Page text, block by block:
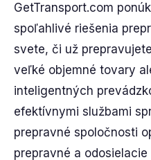
GetTransport.com
spoľahlivé riešenia
svete, či už
veľké objemné tovary
inteligentných
efektívnymi službami
prepravné spoločnosti
prepravné a